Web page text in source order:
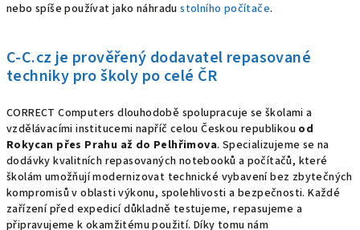
nebo spíše používat jako náhradustolního počítače.
C-C.cz je prověřený dodavatel repasované
techniky pro školy po celé ČR
CORRECT Computers dlouhodobě spolupracuje se školami a
vzdělávacími institucemi napříč celou Českou republikou od
Rokycan přes Prahu až do Pelhřimova. Specializujeme se na
dodávky kvalitních repasovaných notebooků a počítačů, které
školám umožňují modernizovat technické vybavení bez zbytečných
kompromisů v oblasti výkonu, spolehlivosti a bezpečnosti. Každé
zařízení před expedicí důkladně testujeme, repasujeme a
připravujeme k okamžitému použití. Díky tomu nám